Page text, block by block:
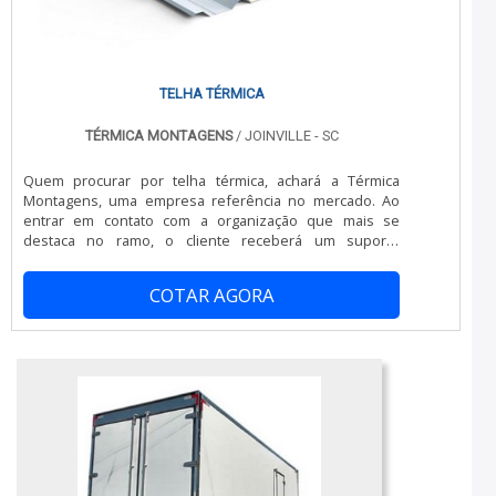
sucesso de cada cliente de ponta a ponta....
Térmica Montagens se mostra referência por ter: Preço
empresa, a mesma deve prezar pelos produtos e
passam despercebidos em outras companhias e podem
que a Térmica Montagens é uma empresa
comprometida com seus serviços no segmento de
sistemas termoisolantes. A empresa foca tudo que há
de mais atual para garantir a qualidade final para cada
cliente.A MELHOR EMPRESA NO SEGMENTOSomente na
Térmica Montagens tem o que há de melhor no ramo de
sistemas termoisolantes. Os clientes encontram itens
como câmara fria industrial e painel de fachada com
ótima qualidade e excelente custo-benefício.Para tal
competentes e em equipamentos inovadores. A Térmica
Montagens é uma empresa que tem despontado no
mercado pela seriedade e qualidade que garante a
melhor experiência para parceiros novos e antigos....
TELHA TÉRMICA
TÉRMICA MONTAGENS/ JOINVILLE - SC
Quem procurar por telha térmica, achará a Térmica
Montagens, uma empresa referência no mercado. Ao
entrar em contato com a organização que mais se
destaca no ramo, o cliente receberá um suporte
a ser adquirido.MAIS SOBRE TELHA TÉRMICAQuem
precisa de telha térmica em uma empresa que preza
pela segurança, descobre o site da Térmica Montagens.
garantindo o que há de melhor em tecnologia no
térmica, deve-se ter a exatidão em orçar com empresas
que prezam por produtos e serviços que tenham ótima
qualidade e assertividade, pontos importantes que
ficam de fora no planejamento de empresas que visam
apenas o lucro, deixando a desejar nos outros fatores.É
COTAR AGORA